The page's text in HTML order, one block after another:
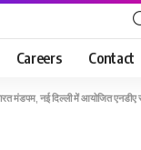
Careers Contact
नई दिल्ली में आयोजित एनडीए सम्मेलन में सम्मिलित होकर नए